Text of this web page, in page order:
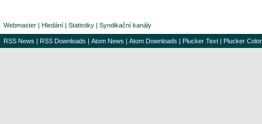
Webmaster | Hledání | Statistiky | Syndikační kanály
RSS News | RSS Downloads | Atom News | Atom Downloads | Plucker Text | Plucker Color